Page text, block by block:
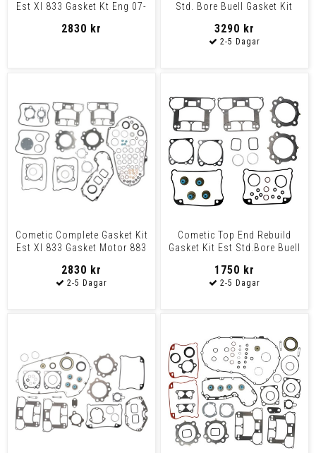
Est Xl 833 Gasket Kt Eng 07-
2830 kr
Std. Bore Buell Gasket Kit
3290 kr
Cometic Complete Gasket Kit
Est Xl 833 Gasket Motor 883
2830 kr
Cometic Top End Rebuild
Gasket Kit Est Std.Bore Buell
1750 kr